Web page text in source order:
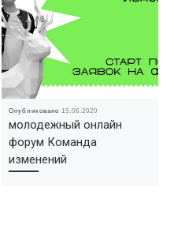
Опубликовано 15.06.2020
молодежный онлайн
форум Команда
изменений